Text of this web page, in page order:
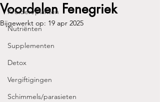
Kruiden/planten
Nutriënten
Supplementen
Detox
Vergiftigingen
Schimmels/parasieten
Voordelen Fenegriek
Bijgewerkt op: 19 apr 2025